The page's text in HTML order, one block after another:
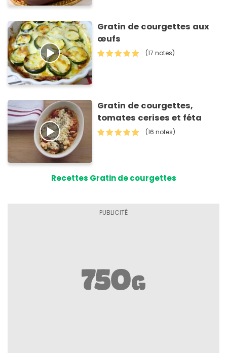
Gratin de courgettes aux
œufs
(17 notes)
Gratin de courgettes,
tomates cerises et féta
(16 notes)
Recettes Gratin de courgettes